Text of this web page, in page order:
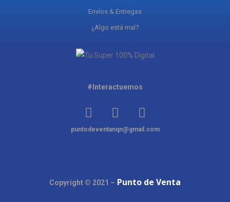
Envíos & Entregas
¿Algo está mal?
#Interactuemos
puntodeventanqn@gmail.com
Copyright © 2021 – Punto de Venta